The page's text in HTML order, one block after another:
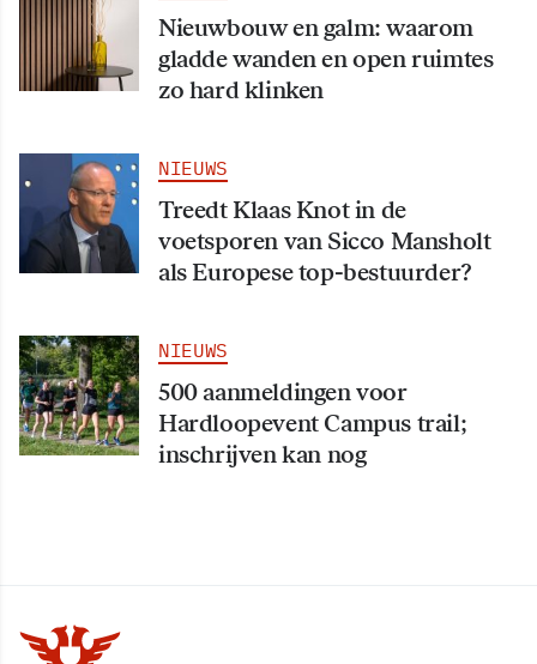
Nieuwbouw en galm: waarom
gladde wanden en open ruimtes
zo hard klinken
NIEUWS
Treedt Klaas Knot in de
voetsporen van Sicco Mansholt
als Europese top-bestuurder?
NIEUWS
500 aanmeldingen voor
Hardloopevent Campus trail;
inschrijven kan nog